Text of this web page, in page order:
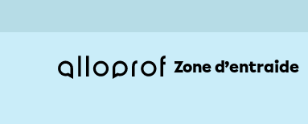
Zone d’entraide